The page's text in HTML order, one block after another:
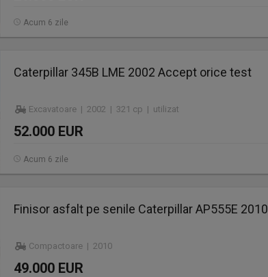
Acum 6 zile
Caterpillar 345B LME 2002 Accept orice test
Excavatoare | 2002 | 321 cp | utilizat
52.000 EUR
Acum 6 zile
Finisor asfalt pe senile Caterpillar AP555E 2010
Compactoare | 2010
49.000 EUR